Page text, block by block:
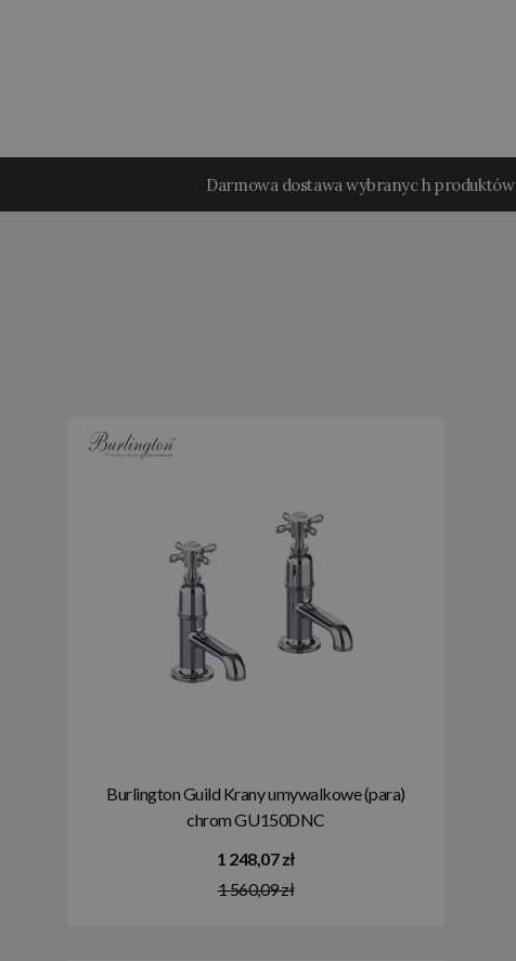
Darmowa dostawa wybranyc h produktów
Burlington Guild Krany umywalkowe (para)
chrom GU150DNC
1 248,07 zł
1 560,09 zł